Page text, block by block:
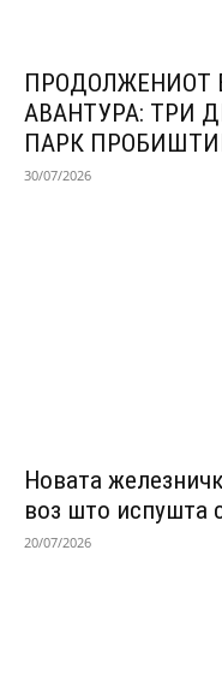
ПРОДОЛЖЕНИОТ
АВАНТУРА: ТРИ
ПАРК
30/07/2026
Новата
воз што испушта
20/07/2026